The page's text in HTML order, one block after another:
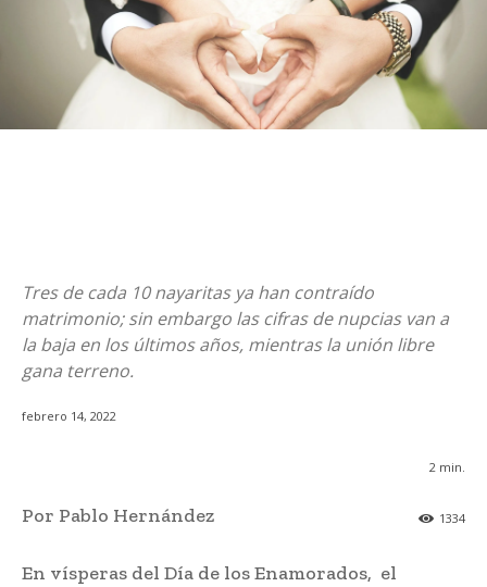
Tres de cada 10 nayaritas ya han contraído
matrimonio; sin embargo las cifras de nupcias van a
la baja en los últimos años, mientras la unión libre
gana terreno.
febrero 14, 2022
2 min.
1334
Por Pablo Hernández
En vísperas del Día de los Enamorados, el